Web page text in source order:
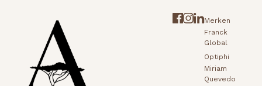
Merken
Franck
Global
Optiphi
Miriam
Quevedo